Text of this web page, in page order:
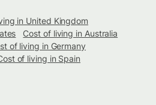
in United Kingdom
Cost of living in Australia
of living in Germany
of living in Spain